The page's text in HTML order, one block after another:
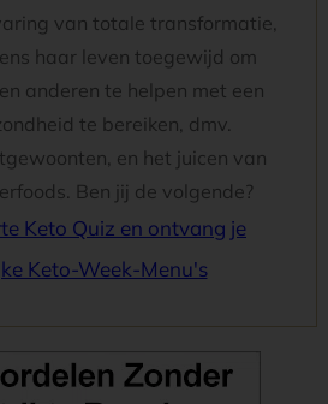
van totale transformatie,
haar leven toegewijd om
anderen te helpen met een
te bereiken, dmv.
en het juicen van
Ben jij de volgende?
Keto Quiz en ontvang je
Keto-Week-Menu's